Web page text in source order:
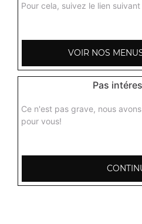
Pour cela, suivez le lien suivant
VOIR NOS
Pas
Ce n'est pas grave, nous
pour vous!